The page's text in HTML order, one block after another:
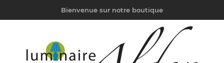
Bienvenue sur notre boutique